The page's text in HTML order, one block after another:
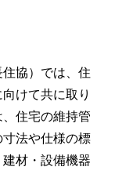
住協）では、住
けて共に取り
住宅の維持管
法や仕様の標
材・設備機器